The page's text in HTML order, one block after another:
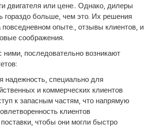
двигателя или цене.. Однако, дилеры
гораздо больше, чем это. Их решения
повседневном опыте., отзывы клиентов, и
соображения.
последовательно возникают
надежность, специально для
и коммерческих клиентов
к запасным частям, что напрямую
клиентов
чтобы они могли быстро